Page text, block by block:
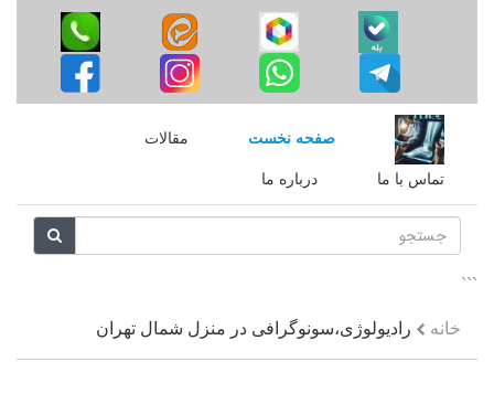
صفحه نخست مقالات
تماس با ما درباره ما
```
خانه رادیولوژی،سونوگرافی در منزل شمال تهران